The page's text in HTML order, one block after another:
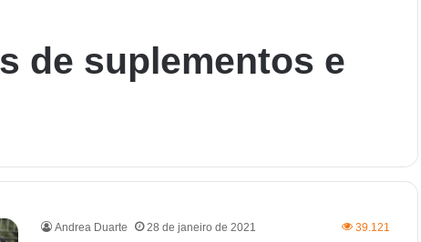
de suplementos e
Andrea Duarte 28 de janeiro de 2021 39.121